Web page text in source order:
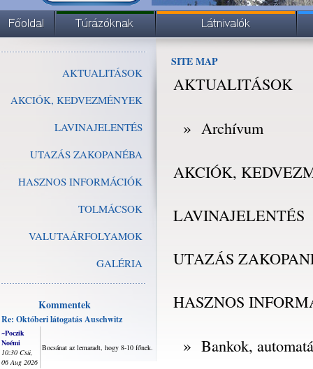
AKTUALITÁSOK
AKCIÓK, KEDVEZMÉNYEK
LAVINAJELENTÉS
UTAZÁS ZAKOPANÉBA
HASZNOS INFORMÁCIÓK
TOLMÁCSOK
VALUTAÁRFOLYAMOK
GALÉRIA
Kommentek
Re: Októberi látogatás Auschwitz
~Poczik
Noémi
10:30 Csü,
06 Aug 2026
Bocsánat az lemaradt, hogy 8-10 főnek.
SITE MAP
AKTUALITÁSOK
» Archívum
AKCIÓK,
LAVINAJELENTÉS
UTAZÁS
HASZNOS
» Bankok,